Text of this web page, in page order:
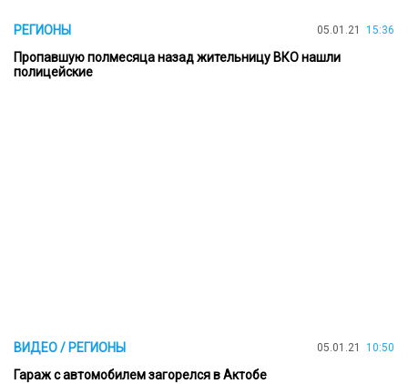
РЕГИОНЫ 05.01.21 15:36
Пропавшую полмесяца назад жительницу ВКО нашли
полицейские
ВИДЕО / РЕГИОНЫ 05.01.21 10:50
Гараж с автомобилем загорелся в Актобе